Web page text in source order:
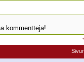
kommentteja!